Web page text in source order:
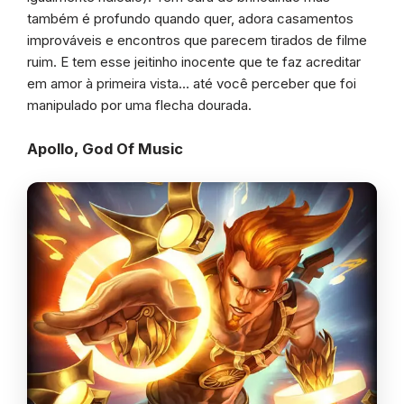
também é profundo quando quer, adora casamentos
improváveis e encontros que parecem tirados de filme
ruim. E tem esse jeitinho inocente que te faz acreditar
em amor à primeira vista… até você perceber que foi
manipulado por uma flecha dourada.
Apollo, God Of Music